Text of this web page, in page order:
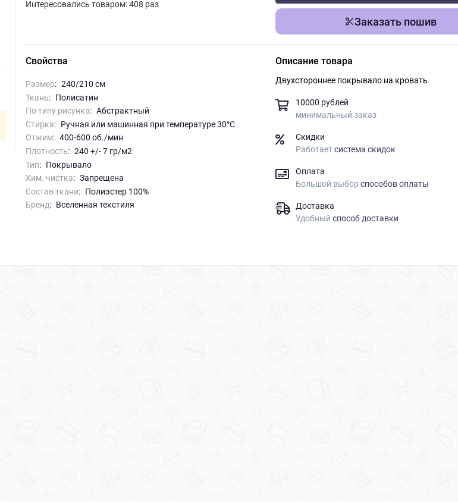
Интересовались товаром: 408 раз
Заказать пошив
Свойства
Размер:
240/210 см
Ткань:
Полисатин
По типу рисунка:
абстрактный
Стирка:
ручная или машинная при температуре 30°C
Отжим:
400-600 об./мин
Плотность:
240 +/- 7 гр/м2
Тип:
Покрывало
Хим. чистка:
запрещена
Состав ткани:
Полиэстер 100%
Бренд: Вселенная текстиля
Описание товара
Двухстороннее покрывало на кровать
10000 рублей
минимальный заказ
Скидки
Работаетсистема скидок
Оплата
Большой выбор способов оплаты
Доставка
Удобный способ доставки